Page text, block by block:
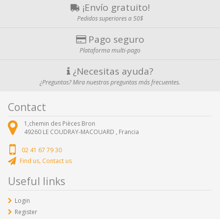
¡Envío gratuito!
Pedidos superiores a 50$
Pago seguro
Plataforma multi-pago
¿Necesitas ayuda?
¿Preguntas? Mira nuestras preguntas más frecuentes.
Contact
1,chemin des Pièces Bron
49260 LE COUDRAY-MACOUARD , Francia
02 41 67 79 30
Find us, Contact us
Useful links
Login
Register